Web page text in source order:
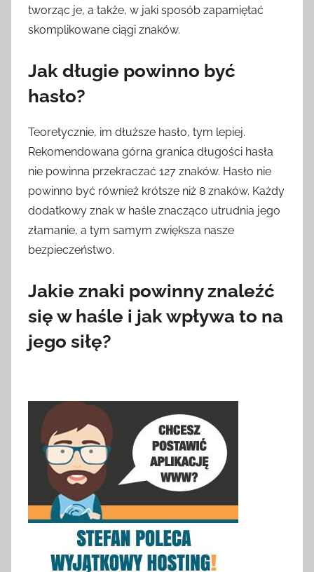
tworząc je, a także, w jaki sposób zapamiętać
skomplikowane ciągi znaków.
Jak długie powinno być
hasło?
Teoretycznie, im dłuższe hasło, tym lepiej.
Rekomendowana górna granica długości hasła
nie powinna przekraczać 127 znaków. Hasło nie
powinno być również krótsze niż 8 znaków. Każdy
dodatkowy znak w haśle znacząco utrudnia jego
złamanie, a tym samym zwiększa nasze
bezpieczeństwo.
Jakie znaki powinny znaleźć
się w haśle i jak wpływa to na
jego siłę?